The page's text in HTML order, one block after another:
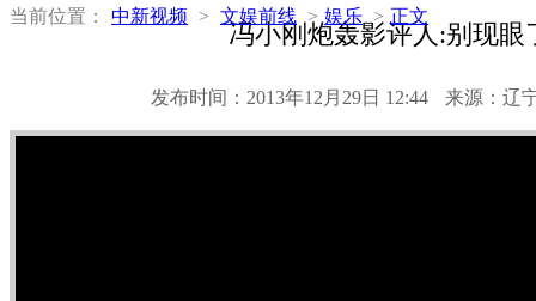
当前位置： 中新视频 > 文娱前线 > 娱乐 > 正文
冯小刚炮轰影评人:别现眼
发布时间：2013年12月29日 12:44 来源：辽